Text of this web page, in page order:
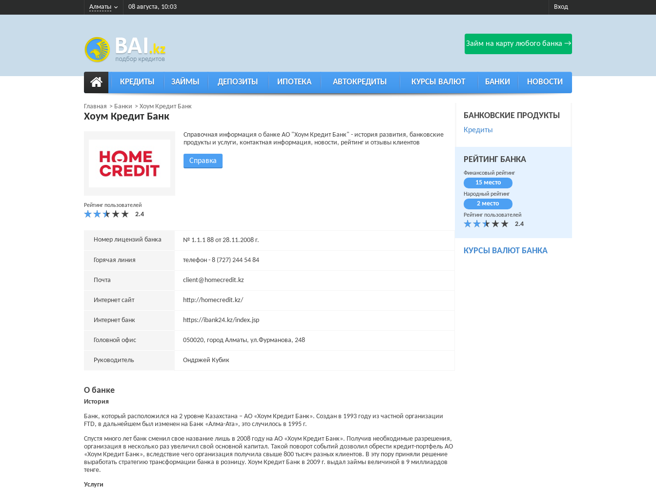
Алматы 08 августа, 10:03 Вход
Займ на карту любого банка →
КРЕДИТЫ ЗАЙМЫ ДЕПОЗИТЫ ИПОТЕКА АВТОКРЕДИТЫ КУРСЫ ВАЛЮТ БАНКИ НОВОСТИ
Главная Банки Хоум Кредит Банк
Хоум Кредит Банк
Рейтинг пользователей
Справочная информация о банке АО "Хоум Кредит Банк" - история развития, банковские
продукты и услуги, контактная информация, новости, рейтинг и отзывы клиентов
Справка
Номер лицензий банка № 1.1.1 88 от 28.11.2008 г.
Горячая линия телефон - 8 (727) 244 54 84
Почта client@homecredit.kz
Интернет сайт http://homecredit.kz/
Интернет банк https://ibank24.kz/index.jsp
Головной офис 050020, город Алматы, ул.Фурманова, 248
Руководитель Ондржей Кубик
О банке
История
Банк, который расположился на 2 уровне Казахстана – АО «Хоум Кредит Банк». Создан в 1993 году из частной организации
FTD, в дальнейшем был изменен на Банк «Алма-Ата», это случилось в 1995 г.
Спустя много лет банк сменил свое название лишь в 2008 году на АО «Хоум Кредит Банк». Получив необходимые разрешения,
организация в несколько раз увеличил свой основной капитал. Такой поворот событий дозволил обрести кредит-портфель АО
«Хоум Кредит Банк», вследствие чего организация получила свыше 800 тысяч разных клиентов. В эту пору приняли решение
выработать стратегию трансформации банка в розницу. Хоум Кредит Банк в 2009 г. выдал займы величиной в 9 миллиардов
тенге.
Услуги
БАНКОВСКИЕ ПРОДУКТЫ
Кредиты
РЕЙТИНГ БАНКА
Финансовый рейтинг
15 место
Народный рейтинг
2 место
Рейтинг пользователей
КУРСЫ ВАЛЮТ БАНКА